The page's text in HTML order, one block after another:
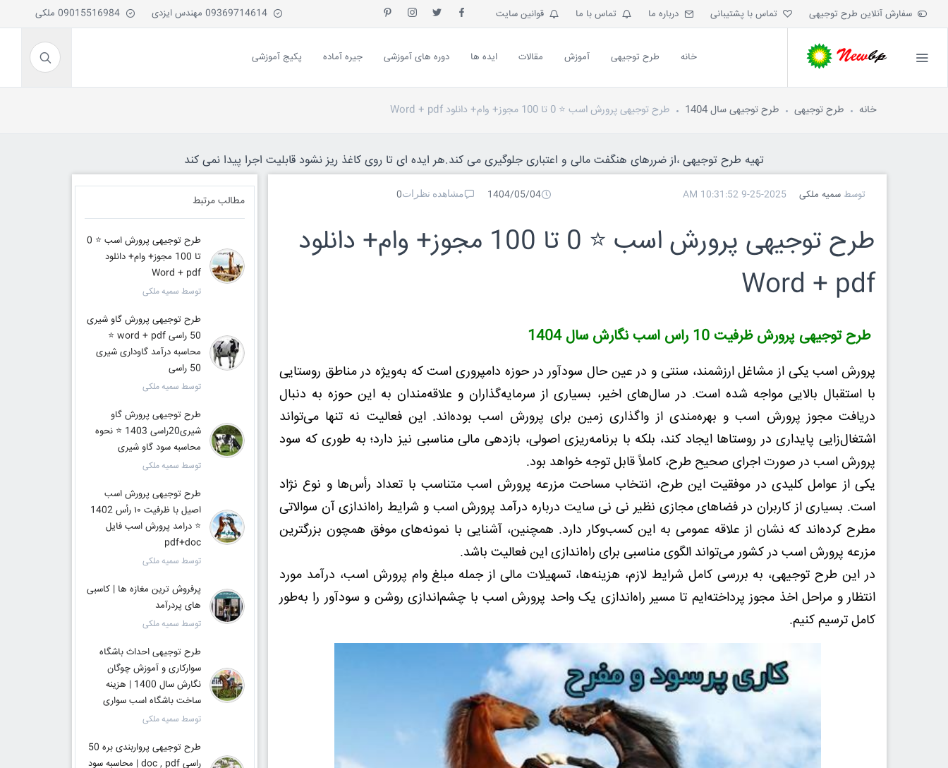
سفارش آنلاین طرح توجیهی تماس با پشتیبانی درباره ما تماس با ما قوانین سایت
خانه طرح توجیهی آموزش مقالات ایده ها دوره های آموزشی جیره آماده پکیج آموزشی
خانه طرح توجیهی طرح توجیهی سال 1404 طرح توجیهی پرورش اسب ⭐️ 0 تا 100 مجوز+ وام+ دانلود Word + pdf
تهیه طرح توجیهی ،از ضررهای هنگفت مالی و اعتباری جلوگیری می کند.هر ایده ای تا روی کاغذ ریز نشود قابلیت اجرا پیدا نمی کند
توسط سمیه ملکی 9-25-2025 10:31:52 AM
1404/05/04 مشاهده نظرات0
طرح توجیهی پرورش اسب ⭐️ 0 تا 100 مجوز+ وام+ دانلود
Word + pdf
طرح توجیهی پرورش ظرفیت 10 راس اسب نگارش سال 1404
پرورش اسب یکی از مشاغل ارزشمند، سنتی و در عین حال سودآور در حوزه دامپروری است که به‌ویژه در مناطق روستایی
با استقبال بالایی مواجه شده است. در سال‌های اخیر، بسیاری از سرمایه‌گذاران و علاقه‌مندان به این حوزه به دنبال
دریافت مجوز پرورش اسب و بهره‌مندی از واگذاری زمین برای پرورش اسب بوده‌اند. این فعالیت نه تنها می‌تواند
اشتغال‌زایی پایداری در روستاها ایجاد کند، بلکه با برنامه‌ریزی اصولی، بازدهی مالی مناسبی نیز دارد؛ به طوری که سود
پرورش اسب در صورت اجرای صحیح طرح، کاملاً قابل توجه خواهد بود.
یکی از عوامل کلیدی در موفقیت این طرح، انتخاب مساحت مزرعه پرورش اسب متناسب با تعداد رأس‌ها و نوع نژاد
است. بسیاری از کاربران در فضاهای مجازی نظیر نی نی سایت درباره درآمد پرورش اسب و شرایط راه‌اندازی آن سوالاتی
مطرح کرده‌اند که نشان از علاقه عمومی به این کسب‌وکار دارد. همچنین، آشنایی با نمونه‌های موفق همچون بزرگترین
مزرعه پرورش اسب در کشور می‌تواند الگوی مناسبی برای راه‌اندازی این فعالیت باشد.
در این طرح توجیهی، به بررسی کامل شرایط لازم، هزینه‌ها، تسهیلات مالی از جمله مبلغ وام پرورش اسب، درآمد مورد
انتظار و مراحل اخذ مجوز پرداخته‌ایم تا مسیر راه‌اندازی یک واحد پرورش اسب با چشم‌اندازی روشن و سودآور را به‌طور
کامل ترسیم کنیم.
مطالب مرتبط
طرح توجیهی پرورش اسب ⭐️ 0
تا 100 مجوز+ وام+ دانلود
Word + pdf
توسط سمیه ملکی
طرح توجیهی پرورش گاو شیری
50 راسی word + pdf ⭐️
محاسبه درآمد گاوداری شیری
50 راسی
توسط سمیه ملکی
طرح توجیهی پرورش گاو
شیری20راسی 1403 ⭐️ نحوه
محاسبه سود گاو شیری
توسط سمیه ملکی
طرح توجیهی پرورش اسب
اصیل با ظرفیت ۱۰ رأس 1402
⭐️ درامد پرورش اسب فایل
pdf+doc
توسط سمیه ملکی
پرفروش ترین مغازه ها | کاسبی
های پردرآمد
توسط سمیه ملکی
طرح توجیهی احداث باشگاه
سوارکاری و آموزش چوگان
نگارش سال 1400 | هزینه
ساخت باشگاه اسب سواری
توسط سمیه ملکی
طرح توجیهی پرواربندی بره 50
راسی doc , pdf | محاسبه سود